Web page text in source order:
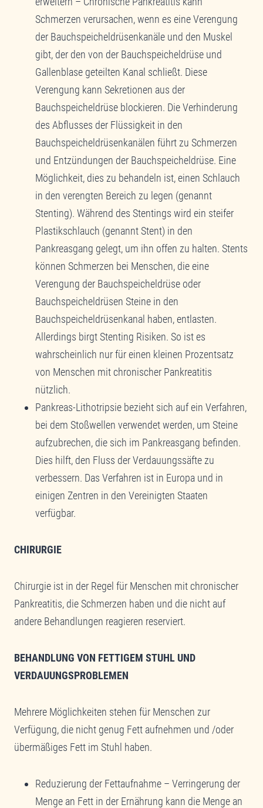
Schmerzen verursachen, wenn es eine Verengung
der Bauchspeicheldrüsenkanäle und den Muskel
gibt, der den von der Bauchspeicheldrüse und
Gallenblase geteilten Kanal schließt. Diese
Verengung kann Sekretionen aus der
Bauchspeicheldrüse blockieren. Die Verhinderung
des Abflusses der Flüssigkeit in den
Bauchspeicheldrüsenkanälen führt zu Schmerzen
und Entzündungen der Bauchspeicheldrüse. Eine
Möglichkeit, dies zu behandeln ist, einen Schlauch
in den verengten Bereich zu legen (genannt
Stenting). Während des Stentings wird ein steifer
Plastikschlauch (genannt Stent) in den
Pankreasgang gelegt, um ihn offen zu halten. Stents
können Schmerzen bei Menschen, die eine
Verengung der Bauchspeicheldrüse oder
Bauchspeicheldrüsen Steine ​​in den
Bauchspeicheldrüsenkanal haben, entlasten.
Allerdings birgt Stenting Risiken. So ist es
wahrscheinlich nur für einen kleinen Prozentsatz
von Menschen mit chronischer Pankreatitis
nützlich.
Pankreas-Lithotripsie bezieht sich auf ein Verfahren,
bei dem Stoßwellen verwendet werden, um Steine ​​
aufzubrechen, die sich im Pankreasgang befinden.
Dies hilft, den Fluss der Verdauungssäfte zu
verbessern. Das Verfahren ist in Europa und in
einigen Zentren in den Vereinigten Staaten
verfügbar.
CHIRURGIE
Chirurgie ist in der Regel für Menschen mit chronischer
Pankreatitis, die Schmerzen haben und die nicht auf
andere Behandlungen reagieren reserviert.
BEHANDLUNG VON FETTIGEM STUHL UND
VERDAUUNGSPROBLEMEN
Mehrere Möglichkeiten stehen für Menschen zur
Verfügung, die nicht genug Fett aufnehmen und /oder
übermäßiges Fett im Stuhl haben.
Reduzierung der Fettaufnahme – Verringerung der
Menge an Fett in der Ernährung kann die Menge an